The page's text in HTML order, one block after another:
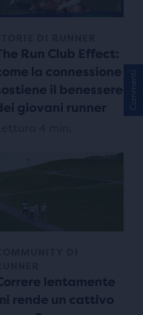
Run Club Effect:
la connessione
il benessere
giovani runner
lentamente
rende un cattivo
Commenti